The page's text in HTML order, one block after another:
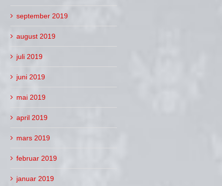
september 2019
august 2019
juli 2019
juni 2019
mai 2019
april 2019
mars 2019
februar 2019
januar 2019